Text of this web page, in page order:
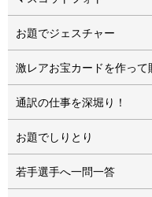
お題でジェスチャー
激レアお宝カードを作って
通訳の仕事を深堀り！
お題でしりとり
若手選手へ一問一答